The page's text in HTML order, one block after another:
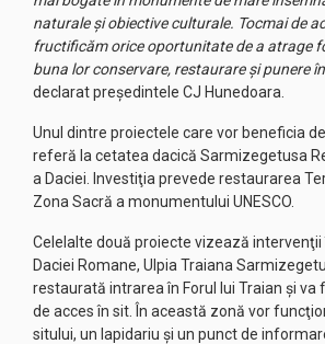
naturale şi obiective culturale. Tocmai de
fructificăm orice oportunitate de a atrage
buna lor conservare, restaurare şi punere
declarat preşedintele CJ Hunedoara.
Unul dintre proiectele care vor beneficia
referă la cetatea dacică Sarmizegetusa
a Daciei. Investiţia prevede restaurarea
Zona Sacră a monumentului UNESCO.
Celelalte două proiecte vizează
Daciei Romane, Ulpia Traiana
restaurată intrarea în Forul lui Traian şi va
de acces în sit. În această zonă vor
sitului, un lapidariu şi un punct de